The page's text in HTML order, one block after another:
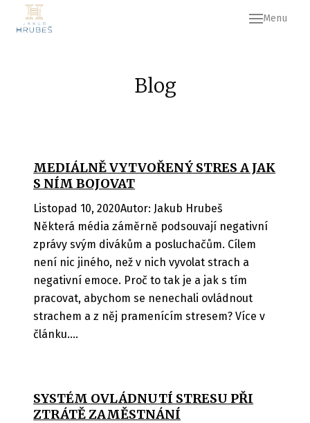
Menu
Blog
MEDIÁLNĚ VYTVOŘENÝ STRES A JAK
S NÍM BOJOVAT
Listopad 10, 2020Autor: Jakub Hrubeš
Některá média záměrně podsouvají negativní
zprávy svým divákům a posluchačům. Cílem
není nic jiného, než v nich vyvolat strach a
negativní emoce. Proč to tak je a jak s tím
pracovat, abychom se nenechali ovládnout
strachem a z něj pramenícím stresem? Více v
článku....
SYSTÉM OVLÁDNUTÍ STRESU PŘI
ZTRÁTĚ ZAMĚSTNÁNÍ